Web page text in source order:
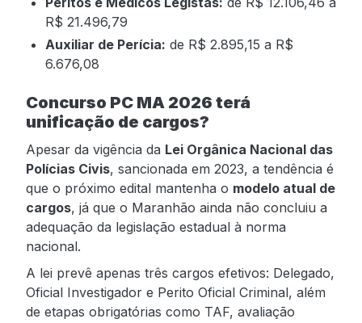
R$ 21.496,79
Auxiliar de Perícia: de R$ 2.895,15 a R$
6.676,08
Concurso PC MA 2026 terá
unificação de cargos?
Apesar da vigência da Lei Orgânica Nacional das
Polícias Civis, sancionada em 2023, a tendência é
que o próximo edital mantenha o modelo atual de
cargos, já que o Maranhão ainda não concluiu a
adequação da legislação estadual à norma
nacional.
A lei prevê apenas três cargos efetivos: Delegado,
Oficial Investigador e Perito Oficial Criminal, além
de etapas obrigatórias como TAF, avaliação